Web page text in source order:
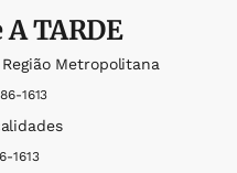
A TARDE
Metropolitana
1613
1613